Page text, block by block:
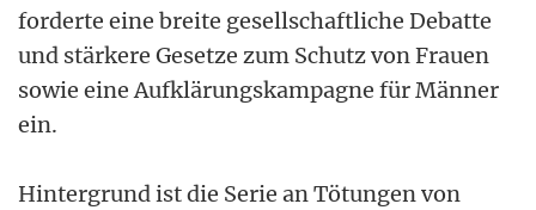
forderte eine breite gesellschaftliche Debatte
und stärkere Gesetze zum Schutz von Frauen
sowie eine Aufklärungskampagne für Männer
ein.
Hintergrund ist die Serie an Tötungen von